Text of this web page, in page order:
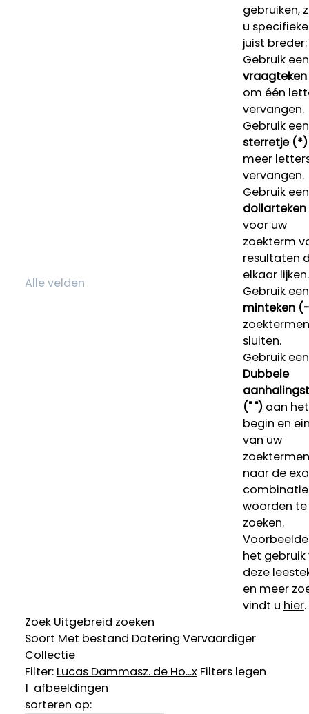
gebruiken,
u
juist breder:
Gebruik een
om één
vervangen.
Gebruik een
sterretje (*)
meer
vervangen.
Gebruik een
voor uw
zoekterm
resultaten
elkaar lijken.
Gebruik een
minteken
sluiten.
Gebruik een
Dubbele
(" ")aan het
begin en
van uw
naar de
woorden te
zoeken.
het gebruik
deze
en meer
vindt u hier.
Zoek Uitgebreid zoeken
Soort Met bestand Datering Vervaardiger
Collectie
Filter: Lucas Dammasz. de Ho...x Filters legen
1 afbeeldingen
sorteren op: